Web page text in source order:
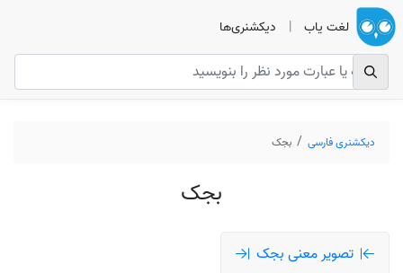
لغت یاب | دیکشنری‌ها
دیکشنری فارسی بجک
بجک
تصویر معنی بجک